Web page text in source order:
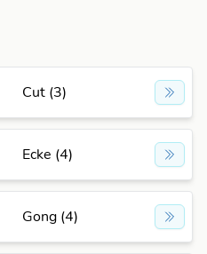
Cut (3)
Ecke (4)
Gong (4)